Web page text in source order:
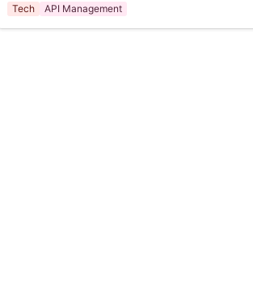
2. API 관리의 필수 요소
Tech
API Management